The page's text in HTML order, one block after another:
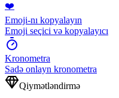
❤️
Emoji-nı kopyalayın
Emoji seçici və kopyalayıcı
Kronometra
Sadə onlayn kronometra
Qiymətləndirmə